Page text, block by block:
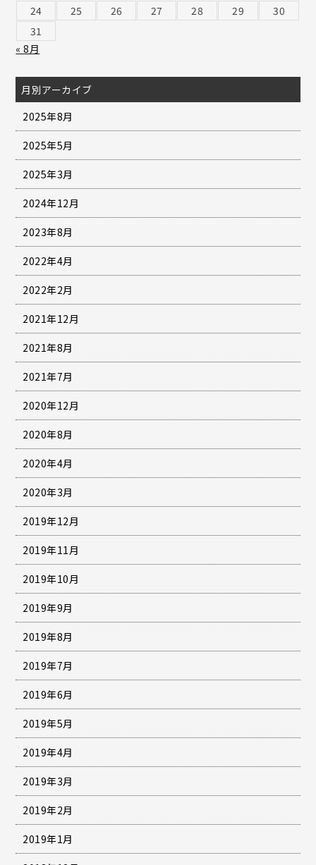
24
25 26 27 28 29
30
31
« 8月
月別アーカイブ
2025年8月
2025年5月
2025年3月
2024年12月
2023年8月
2022年4月
2022年2月
2021年12月
2021年8月
2021年7月
2020年12月
2020年8月
2020年4月
2020年3月
2019年12月
2019年11月
2019年10月
2019年9月
2019年8月
2019年7月
2019年6月
2019年5月
2019年4月
2019年3月
2019年2月
2019年1月